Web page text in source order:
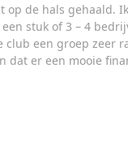
op de hals
stuk of 3 – 4
een groep
er een mooie